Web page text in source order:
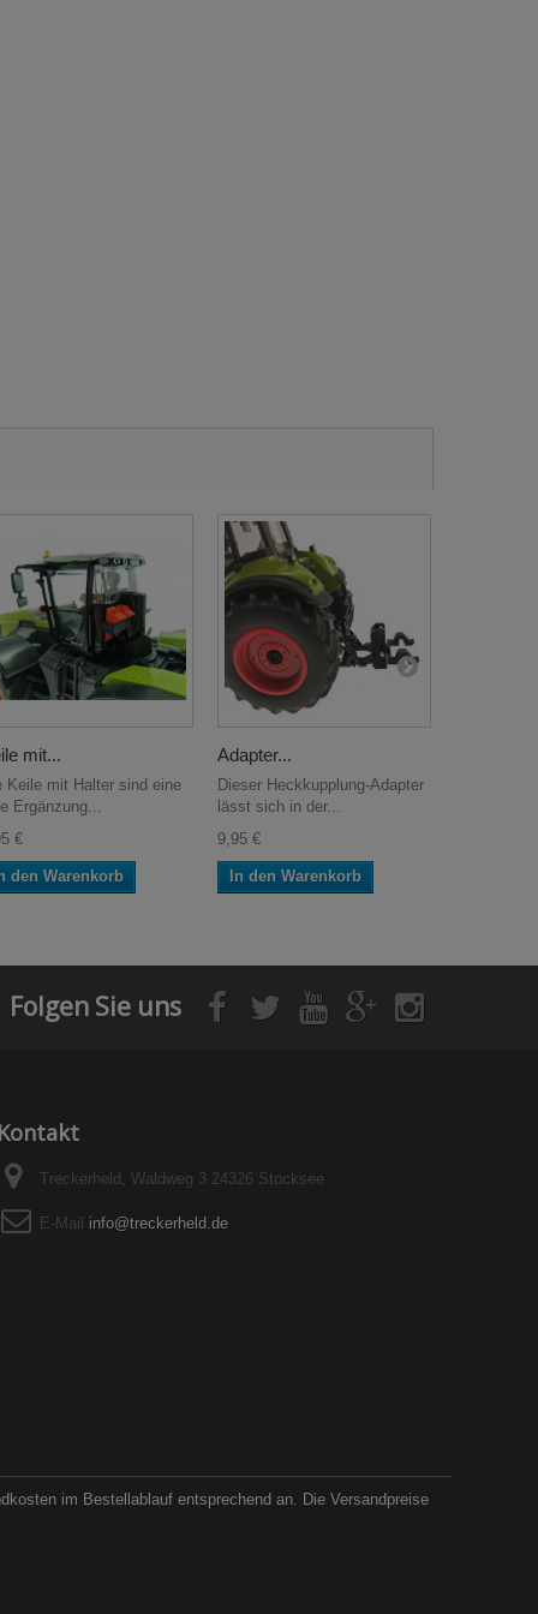
mit...
Keile mit Halter sind eine
Ergänzung...
€
den Warenkorb
Adapter...
Dieser Heckkupplung-Adapter
lässt sich in der...
9,95 €
In den Warenkorb
Folgen Sie uns
Kontakt
Treckerheld, Waldweg 3 24326 Stocksee
E-Mail info@treckerheld.de
im Bestellablauf entsprechend an. Die Versandpreise